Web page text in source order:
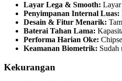
Layar Lega & Smooth:
Penyimpanan Internal Luas:
Desain & Fitur Menarik:
Baterai Tahan Lama:
Performa Harian Oke:
Keamanan Biometrik:
Kekurangan